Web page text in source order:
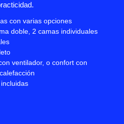
con varias opciones
doble, 2 camas individuales
ventilador, o confort con